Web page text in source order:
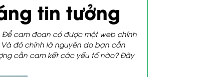
tin tưởng
cam đoan có được một web chính
đó chính là nguyên do bạn cần
cần cam kết các yếu tố nào? Đây